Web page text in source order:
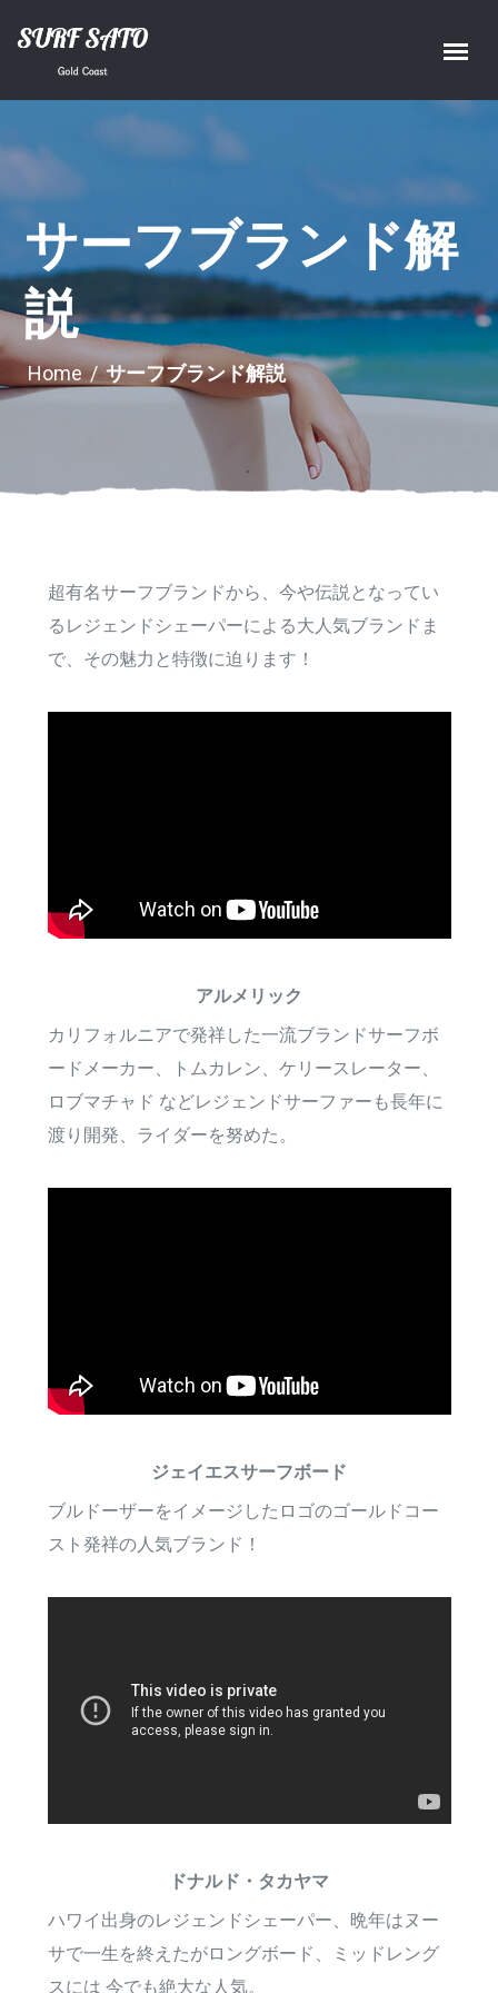
サーフブランド解
説
Home/サーフブランド解説
超有名サーフブランドから、今や伝説となってい
るレジェンドシェーパーによる大人気ブランドま
で、その魅力と特徴に迫ります！
アルメリック
カリフォルニアで発祥した一流ブランドサーフボ
ードメーカー、トムカレン、ケリースレーター、
ロブマチャド などレジェンドサーファーも長年に
渡り開発、ライダーを努めた。
ジェイエスサーフボード
ブルドーザーをイメージしたロゴのゴールドコー
スト発祥の人気ブランド！
ドナルド・タカヤマ
ハワイ出身のレジェンドシェーパー、晩年はヌー
サで一生を終えたがロングボード、ミッドレング
スには 今でも絶大な人気。